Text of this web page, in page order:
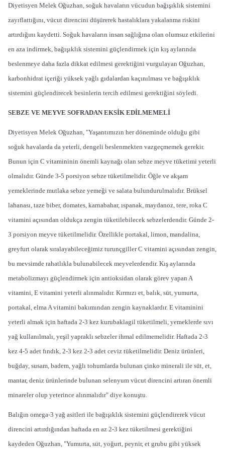
Diyetisyen Melek Oğuzhan, soğuk havaların vücudun bağışıklık sistemini
zayıflattığını, vücut direncini düşürerek hastalıklara yakalanma riskini
artırdığını kaydetti. Soğuk havaların insan sağlığına olan olumsuz etkilerini
en aza indirmek, bağışıklık sistemini güçlendirmek için kış aylarında
beslenmeye daha fazla dikkat edilmesi gerektiğini vurgulayan Oğuzhan,
karbonhidrat içeriği yüksek yağlı gıdalardan kaçınılması ve bağışıklık
sistemini güçlendirecek besinlerin tercih edilmesi gerektiğini söyledi.
SEBZE VE MEYVE SOFRADAN EKSİK EDİLMEMELİ
Diyetisyen Melek Oğuzhan, "Yaşantımızın her döneminde olduğu gibi
soğuk havalarda da yeterli, dengeli beslenmekten vazgeçmemek gerekir.
Bunun için C vitamininin önemli kaynağı olan sebze meyve tüketimi yeterli
olmalıdır. Günde 3-5 porsiyon sebze tüketilmelidir. Öğle ve akşam
yemeklerinde mutlaka sebze yemeği ve salata bulundurulmalıdır. Brüksel
lahanası, taze biber, domates, karnabahar, ıspanak, maydanoz, tere, roka C
vitamini açısından oldukça zengin tüketilebilecek sebzelerdendir. Günde 2-
3 porsiyon meyve tüketilmelidir. Özellikle portakal, limon, mandalina,
greyfurt olarak sıralayabileceğimiz turunçgiller C vitamini açısından zengin,
bu mevsimde rahatlıkla bulunabilecek meyvelerdendir. Kış aylarında
metabolizmayı güçlendirmek için antioksidan olarak görev yapan A
vitamini, E vitamini yeterli alınmalıdır. Kırmızı et, balık, süt, yumurta,
portakal, elma A vitamini bakımından zengin kaynaklardır. E vitaminini
yeterli almak için haftada 2-3 kez kurubaklagil tüketilmeli, yemeklerde sıvı
yağ kullanılmalı, yeşil yapraklı sebzeler ihmal edilmemelidir. Haftada 2-3
kez 4-5 adet fındık, 2-3 kez 2-3 adet ceviz tüketilmelidir. Deniz ürünleri,
buğday, susam, badem, yağlı tohumlarda bulunan çinko minerali ile süt, et,
mantar, deniz ürünlerinde bulunan selenyum vücut direncini artıran önemli
minareler olup yeterince alınmalıdır" diye konuştu.
Balığın omega-3 yağ asitleri ile bağışıklık sistemini güçlendirerek vücut
direncini artırdığından haftada en az 2-3 kez tüketilmesi gerektiğini
kaydeden Oğuzhan, "Yumurta, süt, yoğurt, peynir, et grubu gibi yüksek